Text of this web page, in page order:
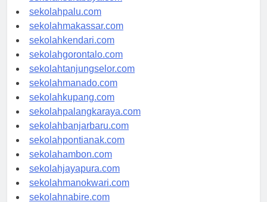
sekolahsurabaya.com
sekolahpalu.com
sekolahmakassar.com
sekolahkendari.com
sekolahgorontalo.com
sekolahtanjungselor.com
sekolahmanado.com
sekolahkupang.com
sekolahpalangkaraya.com
sekolahbanjarbaru.com
sekolahpontianak.com
sekolahambon.com
sekolahjayapura.com
sekolahmanokwari.com